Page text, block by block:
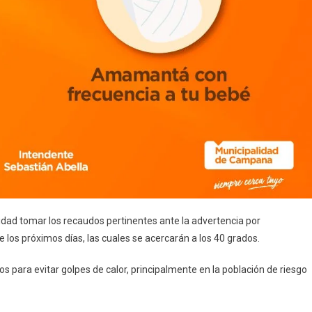
tomar los recaudos pertinentes ante la advertencia por
próximos días, las cuales se acercarán a los 40 grados.
para evitar golpes de calor, principalmente en la población de riesgo